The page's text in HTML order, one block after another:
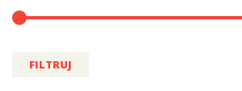
FILTRUJ